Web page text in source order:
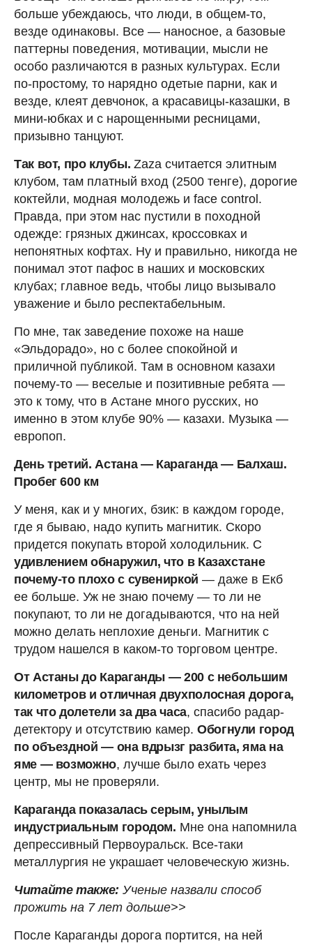
больше убеждаюсь, что люди, в общем-то,
везде одинаковы. Все — наносное, а базовые
паттерны поведения, мотивации, мысли не
особо различаются в разных культурах. Если
по-простому, то нарядно одетые парни, как и
везде, клеят девчонок, а красавицы-казашки, в
мини-юбках и с нарощенными ресницами,
призывно танцуют.
Так вот, про клубы. Zaza считается элитным
клубом, там платный вход (2500 тенге), дорогие
коктейли, модная молодежь и face control.
Правда, при этом нас пустили в походной
одежде: грязных джинсах, кроссовках и
непонятных кофтах. Ну и правильно, никогда не
понимал этот пафос в наших и московских
клубах; главное ведь, чтобы лицо вызывало
уважение и было респектабельным.
По мне, так заведение похоже на наше
«Эльдорадо», но с более спокойной и
приличной публикой. Там в основном казахи
почему-то — веселые и позитивные ребята —
это к тому, что в Астане много русских, но
именно в этом клубе 90% — казахи. Музыка —
европоп.
День третий. Астана — Караганда — Балхаш.
Пробег 600 км
У меня, как и у многих, бзик: в каждом городе,
где я бываю, надо купить магнитик. Скоро
придется покупать второй холодильник. С
удивлением обнаружил, что в Казахстане
почему-то плохо с сувениркой — даже в Екб
ее больше. Уж не знаю почему — то ли не
покупают, то ли не догадываются, что на ней
можно делать неплохие деньги. Магнитик с
трудом нашелся в каком-то торговом центре.
От Астаны до Караганды — 200 с небольшим
километров и отличная двухполосная дорога,
так что долетели за два часа, спасибо радар-
детектору и отсутствию камер. Обогнули город
по объездной — она вдрызг разбита, яма на
яме — возможно, лучше было ехать через
центр, мы не проверяли.
Караганда показалась серым, унылым
индустриальным городом. Мне она напомнила
депрессивный Первоуральск. Все-таки
металлургия не украшает человеческую жизнь.
Читайте также: Ученые назвали способ
прожить на 7 лет дольше>>
После Караганды дорога портится, на ней